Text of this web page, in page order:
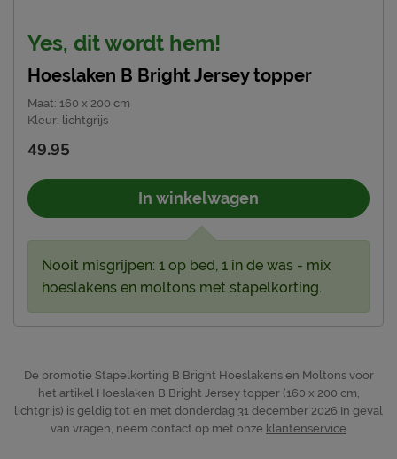
Yes, dit wordt hem!
Hoeslaken B Bright Jersey topper
Maat: 160 x 200 cm
Kleur: lichtgrijs
49.95
In winkelwagen
Nooit misgrijpen: 1 op bed, 1 in de was - mix
hoeslakens en moltons met stapelkorting.
De promotie Stapelkorting B Bright Hoeslakens en Moltons voor
het artikel Hoeslaken B Bright Jersey topper (160 x 200 cm,
lichtgrijs) is geldig tot en met donderdag 31 december 2026 In geval
van vragen, neem contact op met onze klantenservice